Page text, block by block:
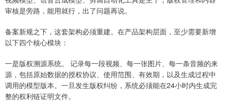
审核是旁路，能用就行，出了问题再说。
备案新规之下，这套架构必须重建。在产品架构层面，至少需要新增
以下四个核心模块：
一是版权溯源系统。 记录每一段视频、每一张图片、每一条音频的来
源，包括原始数据的授权协议、使用范围、有效期，以及生成过程中
调用的模型版本。一旦发生版权纠纷，系统必须能在24小时内生成完
整的权利链证明文件。